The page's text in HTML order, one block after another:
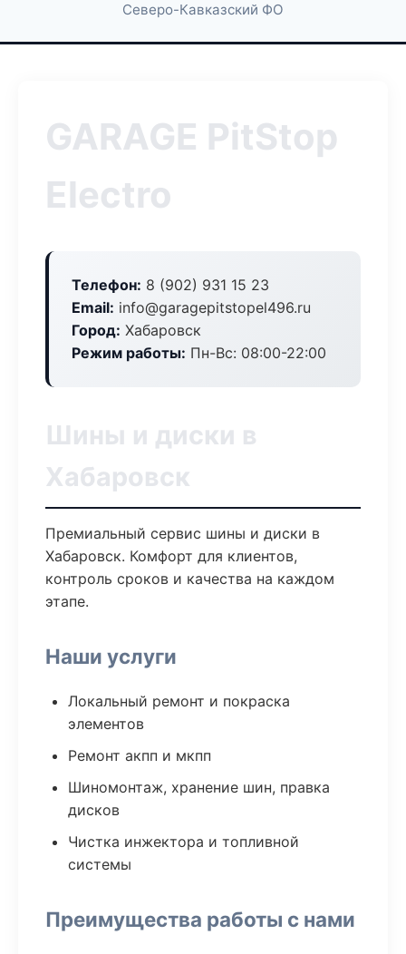
Северо-Кавказский ФО
GARAGE PitStop
Electro
Телефон: 8 (902) 931 15 23
Email: info@garagepitstopel496.ru
Город: Хабаровск
Режим работы: Пн-Вс: 08:00-22:00
Шины и диски в
Хабаровск
Премиальный сервис шины и диски в
Хабаровск. Комфорт для клиентов,
контроль сроков и качества на каждом
этапе.
Наши услуги
Локальный ремонт и покраска
элементов
Ремонт акпп и мкпп
Шиномонтаж, хранение шин, правка
дисков
Чистка инжектора и топливной
системы
Преимущества работы с нами